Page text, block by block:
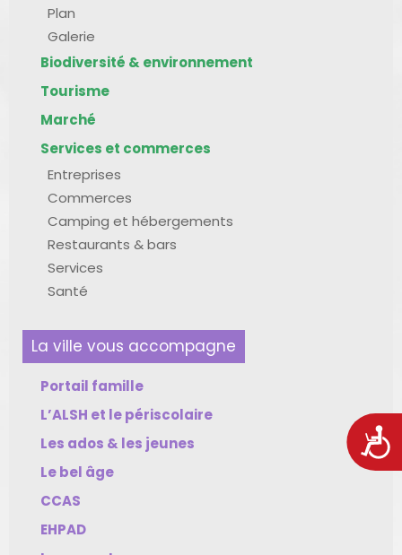
Plan
Galerie
Biodiversité & environnement
Tourisme
Marché
Services et commerces
Entreprises
Commerces
Camping et hébergements
Restaurants & bars
Services
Santé
La ville vous accompagne
Portail famille
L’ALSH et le périscolaire
Les ados & les jeunes
Le bel âge
CCAS
EHPAD